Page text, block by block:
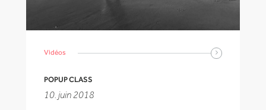
Vidéos
POPUP CLASS
10. juin 2018